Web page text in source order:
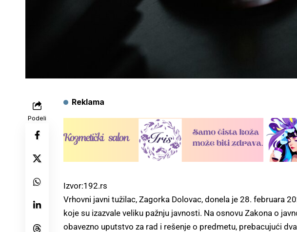
Podeli
Reklama
Izvor:192.rs
Vrhovni javni tužilac, Zagorka Dolovac, donela je 28. februara
koje su izazvale veliku pažnju javnosti. Na osnovu Zakona o
obavezno uputstvo za rad i rešenje o predmetu, prebacujući